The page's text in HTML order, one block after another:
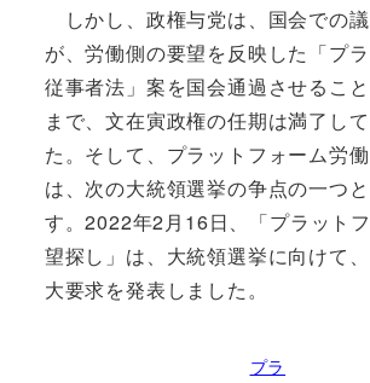
しかし、政権与党は、国会での
が、労働側の要望を反映した「プ
従事者法」案を国会通過させるこ
まで、文在寅政権の任期は満了し
た。そして、プラットフォーム労
は、次の大統領選挙の争点の一つ
す。2022年2月16日、「プラット
望探し」は、大統領選挙に向けて
大要求を発表しました。
プラ